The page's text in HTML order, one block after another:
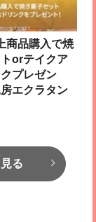
商品購入で焼
orテイクア
プレゼン
房エクラタン
る